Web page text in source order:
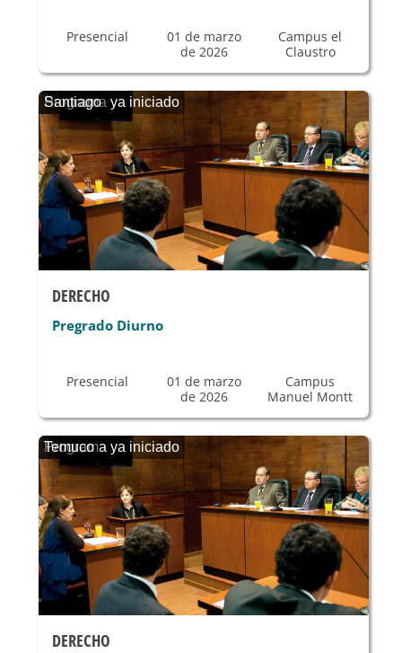
Presencial
01 de marzo
de 2026
Campus el
Claustro
Programa ya iniciado
Santiago
DERECHO
Pregrado Diurno
Presencial
01 de marzo
de 2026
Campus
Manuel Montt
Programa ya iniciado
Temuco
DERECHO